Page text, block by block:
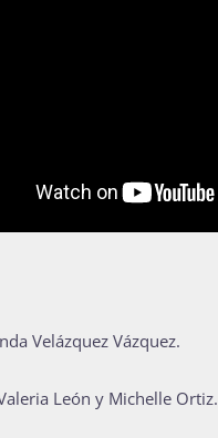
Velázquez Vázquez.
León y Michelle Ortiz.